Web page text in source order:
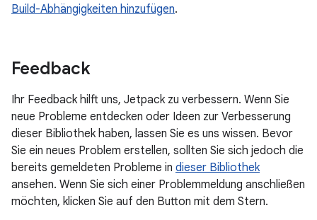
Build-Abhängigkeiten hinzufügen.
Feedback
Ihr Feedback hilft uns, Jetpack zu verbessern. Wenn Sie
neue Probleme entdecken oder Ideen zur Verbesserung
dieser Bibliothek haben, lassen Sie es uns wissen. Bevor
Sie ein neues Problem erstellen, sollten Sie sich jedoch die
bereits gemeldeten Probleme in dieser Bibliothek
ansehen. Wenn Sie sich einer Problemmeldung anschließen
möchten, klicken Sie auf den Button mit dem Stern.